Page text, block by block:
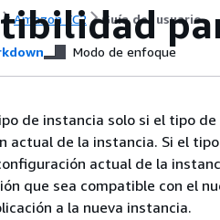
Amazon EC2 Guía del usuario
Modo de enfoque
de instancia solo si el tipo
actual de la instancia. Si el
actual de la
que sea compatible con el
a la nueva instancia.